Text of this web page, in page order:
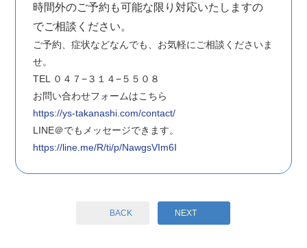
時間外のご予約も可能な限り対応いたしますの
でご相談ください。
ご予約、症状などなんでも、お気軽にご相談くださいま
せ。
TEL ０４７−３１４−５５０８
お問い合わせフォームはこちら
https://ys-takanashi.com/contact/
LINE＠でもメッセージできます。
https://line.me/R/ti/p/NawgsVIm6I
BACK NEXT